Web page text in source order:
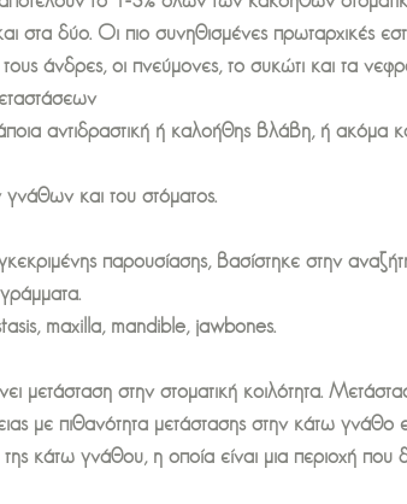
δύο. Οι πιο συνηθισμένες πρωταρχικές
τους άνδρες, οι πνεύμονες, το συκώτι και τα
αντιδραστική ή καλοήθης βλάβη, ή ακόμα
και του στόματος.
παρουσίασης, βασίστηκε στην
maxilla, mandible, jawbones.
μετάσταση στην στοματική κοιλότητα.
με πιθανότητα μετάστασης στην κάτω γνάθο
κάτω γνάθου, η οποία είναι μια περιοχή που